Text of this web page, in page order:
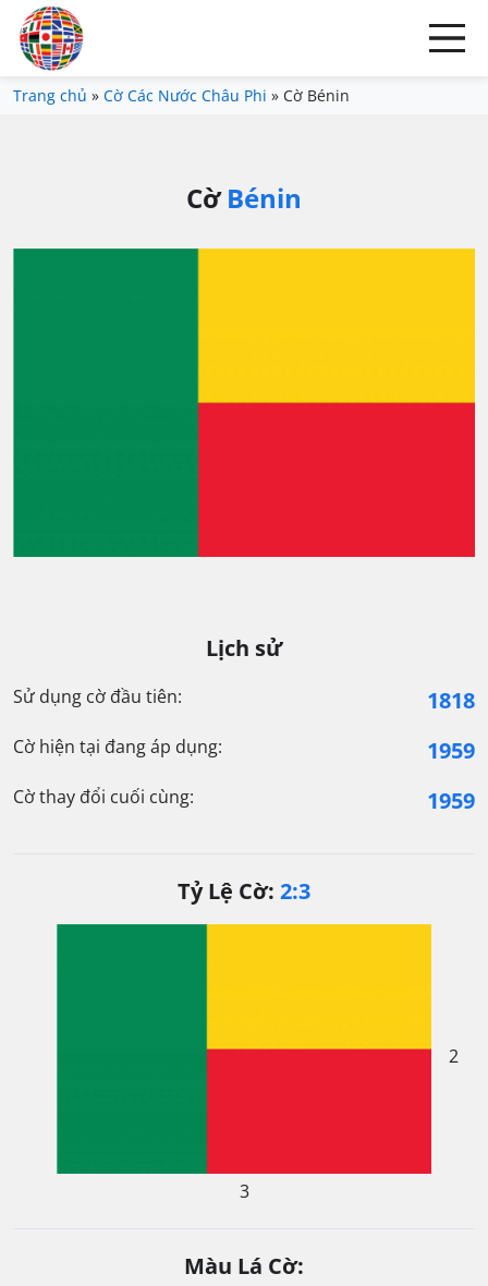
Trang chủ » Cờ Các Nước Châu Phi » Cờ Bénin
CờBénin
Lịch sử
Sử dụng cờ đầu tiên: 1818
Cờ hiện tại đang áp dụng: 1959
Cờ thay đổi cuối cùng: 1959
Tỷ Lệ Cờ: 2:3
3
2
Màu Lá Cờ: